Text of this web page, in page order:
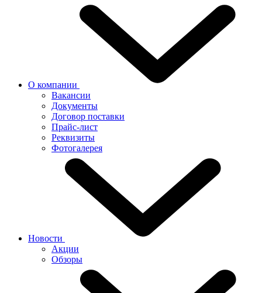
О компании
Вакансии
Документы
Договор поставки
Прайс-лист
Реквизиты
Фотогалерея
Новости
Акции
Обзоры